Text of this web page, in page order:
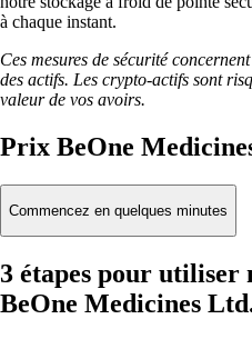
à chaque instant.
Ces mesures de sécurité
des actifs. Les crypto-actifs sont
valeur de vos avoirs.
Prix BeOne
Commencez en quelques minutes
3 étapes pour utiliser
BeOne Medicines